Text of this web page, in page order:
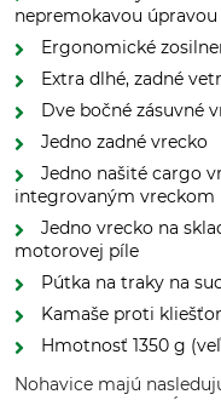
nepremokavou úpravou
Ergonomické
Extra dlhé, zadné
Dve bočné zásuvné
Jedno zadné vrecko
Jedno našité cargo
integrovaným
Jedno vrecko na
motorovej píle
Pútka na traky na
Kamaše proti
Hmotnosť 1350 g
Nohavice majú